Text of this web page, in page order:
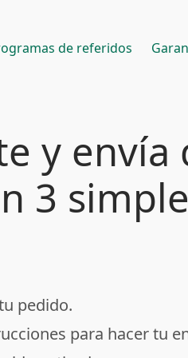
de referidos
y envía
3
pedido.
para hacer tu